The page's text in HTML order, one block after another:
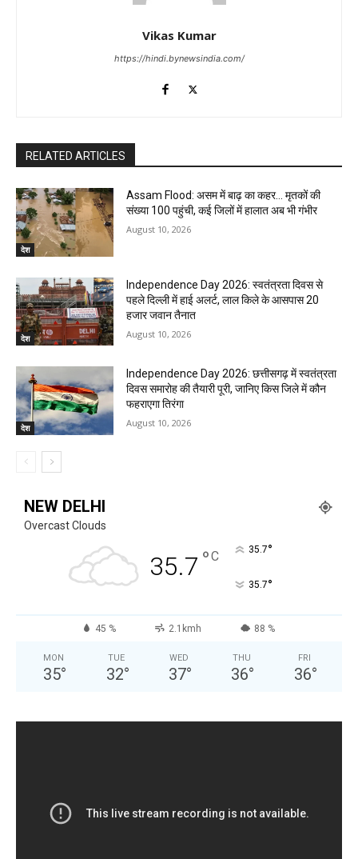
Vikas Kumar
https://hindi.bynewsindia.com/
RELATED ARTICLES
देश
Assam Flood: असम में बाढ़ का कहर… मृतकों की
संख्या 100 पहुंची, कई जिलों में हालात अब भी गंभीर
August 10, 2026
देश
Independence Day 2026: स्वतंत्रता दिवस से
पहले दिल्ली में हाई अलर्ट, लाल किले के आसपास 20
हजार जवान तैनात
August 10, 2026
देश
Independence Day 2026: छत्तीसगढ़ में स्वतंत्रता
दिवस समारोह की तैयारी पूरी, जानिए किस जिले में कौन
फहराएगा तिरंगा
August 10, 2026
NEW DELHI
Overcast Clouds
35.7 °C 35.7°
35.7°
45 % 2.1kmh 88 %
MON
35°
TUE
32°
WED
37°
THU
36°
FRI
36°